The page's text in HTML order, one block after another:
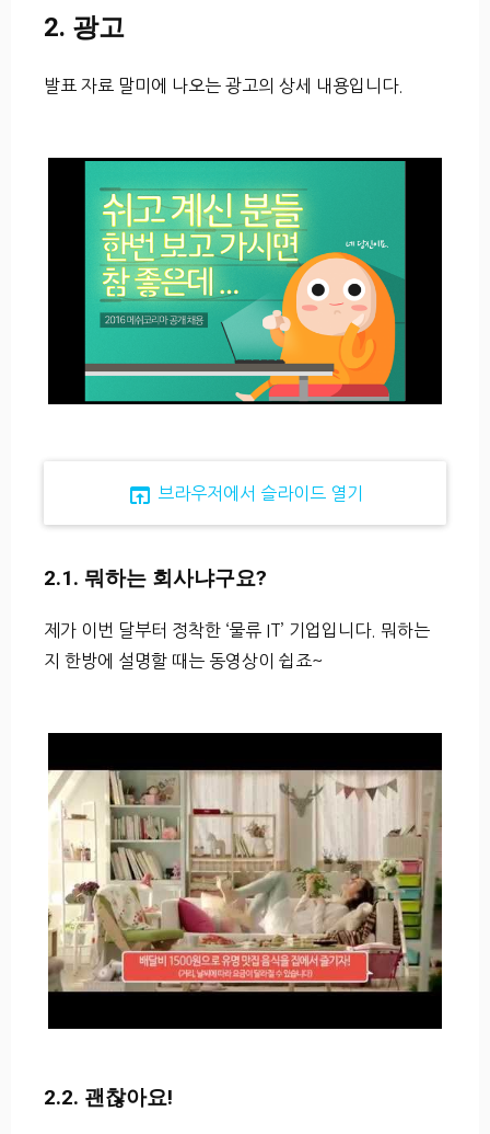
2. 광고
발표 자료 말미에 나오는 광고의 상세 내용입니다.
open_in_browser 브라우저에서 슬라이드 열기
2.1. 뭐하는 회사냐구요?
제가 이번 달부터 정착한 ‘물류 IT’ 기업입니다. 뭐하는
지 한방에 설명할 때는 동영상이 쉽죠~
2.2. 괜찮아요!